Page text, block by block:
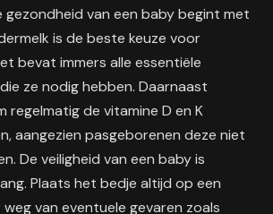
gezondheid van een baby begint met
is de beste keuze voor
bevat immers alle essentiële
ze nodig hebben. Daarnaast
regelmatig de vitamine D en K
aangezien pasgeborenen deze niet
De veiligheid van een baby is
Plaats het bedje altijd op een
van eventuele gevaren zoals